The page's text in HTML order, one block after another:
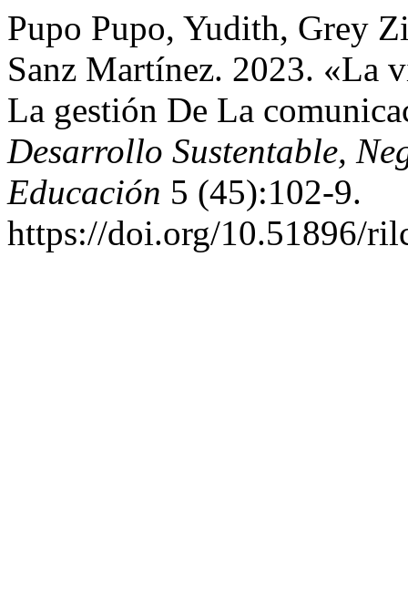
Pupo Pupo, Yudith, Grey
Sanz Martínez. 2023. «La
La gestión De La
Desarrollo Sustentable,
Educación 5 (45):102-9.
https://doi.org/10.51896/